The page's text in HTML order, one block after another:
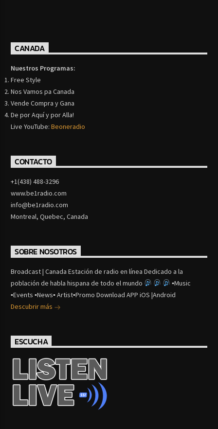
CANADA
Nuestros Programas:
Free Style
Nos Vamos pa Canada
Vende Compra y Gana
De por Aquí y por Alla!
Live YouTube:Beoneradio
CONTACTO
+1(438) 488-3296
www.be1radio.com
info@be1radio.com
Montreal, Quebec, Canada
SOBRE NOSOTROS
Broadcast | Canada Estación de radio en línea Dedicado a la
población de habla hispana de todo el mundo
▪Music
▪Events ▪News▪ Artist▪Promo Download APP iOS |Android
Descubrir más
ESCUCHA